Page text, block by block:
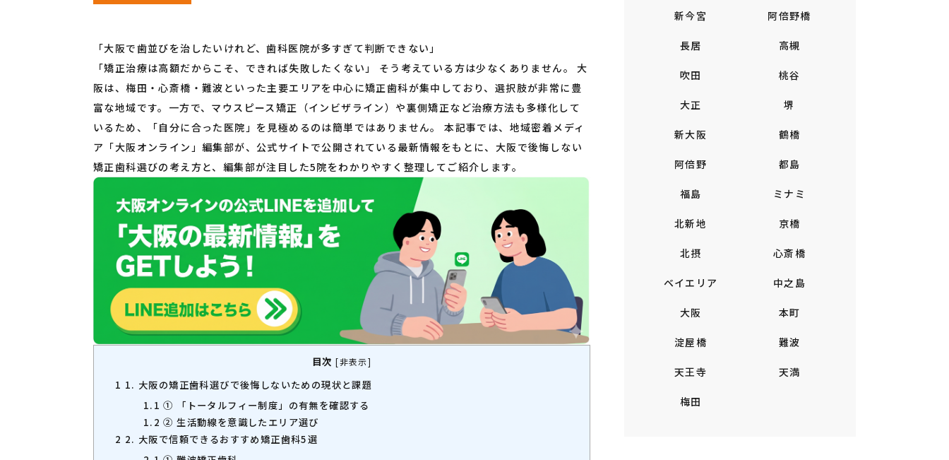
「大阪で歯並びを治したいけれど、歯科医院が多すぎて判断できない」
「矯正治療は高額だからこそ、できれば失敗したくない」 そう考えている方は少なくありません。 大
阪は、梅田・心斎橋・難波といった主要エリアを中心に矯正歯科が集中しており、選択肢が非常に豊
富な地域です。一方で、マウスピース矯正（インビザライン）や裏側矯正など治療方法も多様化して
いるため、「自分に合った医院」を見極めるのは簡単ではありません。 本記事では、地域密着メディ
ア「大阪オンライン」編集部が、公式サイトで公開されている最新情報をもとに、大阪で後悔しない
矯正歯科選びの考え方と、編集部が注目した5院をわかりやすく整理してご紹介します。
目次 [非表示]
1 1. 大阪の矯正歯科選びで後悔しないための現状と課題
1.1 ① 「トータルフィー制度」の有無を確認する
1.2 ② 生活動線を意識したエリア選び
2 2. 大阪で信頼できるおすすめ矯正歯科5選
新今宮 阿倍野橋
長居 高槻
吹田 桃谷
大正 堺
新大阪 鶴橋
阿倍野 都島
福島 ミナミ
北新地 京橋
北摂 心斎橋
ベイエリア 中之島
大阪 本町
淀屋橋 難波
天王寺 天満
梅田